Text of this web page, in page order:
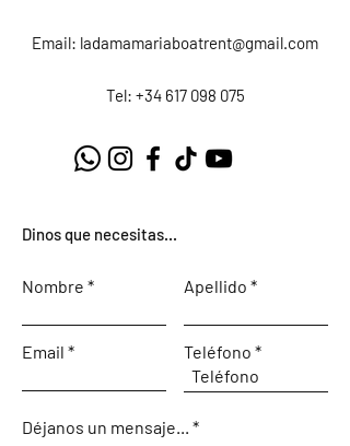
Email: ladamamariaboatrent@gmail.com
Tel: +34 617 098 075
Dinos que necesitas...
Nombre Apellido
Email Teléfono
Déjanos un mensaje...